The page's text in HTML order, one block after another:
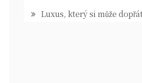
Luxus, který si může